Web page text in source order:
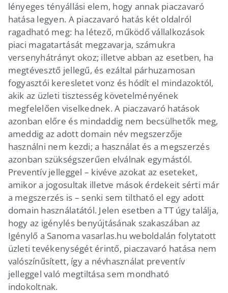
lényeges tényállási elem, hogy annak piaczavaró
hatása legyen. A piaczavaró hatás két oldalról
ragadható meg: ha létező, működő vállalkozások
piaci magatartását megzavarja, számukra
versenyhátrányt okoz; illetve abban az esetben, ha
megtévesztő jellegű, és ezáltal párhuzamosan
fogyasztói keresletet vonz és hódít el mindazoktól,
akik az üzleti tisztesség követelményének
megfelelően viselkednek. A piaczavaró hatások
azonban előre és mindaddig nem becsülhetők meg,
ameddig az adott domain név megszerzője
használni nem kezdi; a használat és a megszerzés
azonban szükségszerűen elválnak egymástól.
Preventív jelleggel – kivéve azokat az eseteket,
amikor a jogosultak illetve mások érdekeit sérti már
a megszerzés is – senki sem tiltható el egy adott
domain használatától. Jelen esetben a TT úgy találja,
hogy az igénylés benyújtásának szakaszában az
Igénylő a Sanoma vasarlas.hu weboldalán folytatott
üzleti tevékenységét érintő, piaczavaró hatása nem
valószínűsített, így a névhasználat preventív
jelleggel való megtiltása sem mondható
indokoltnak.